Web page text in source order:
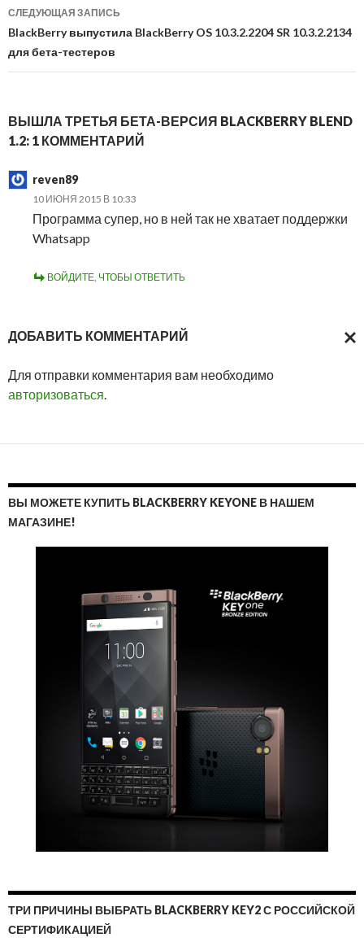
СЛЕДУЮЩАЯ ЗАПИСЬ
BlackBerry выпустила BlackBerry OS 10.3.2.2204 SR 10.3.2.2134
для бета-тестеров
ВЫШЛА ТРЕТЬЯ БЕТА-ВЕРСИЯ BLACKBERRY BLEND
1.2: 1 КОММЕНТАРИЙ
reven89
10 ИЮНЯ 2015 В 10:33
Программа супер, но в ней так не хватает поддержки
Whatsapp
ВОЙДИТЕ, ЧТОБЫ ОТВЕТИТЬ
ДОБАВИТЬ КОММЕНТАРИЙ
Для отправки комментария вам необходимо
авторизоваться.
ВЫ МОЖЕТЕ КУПИТЬ BLACKBERRY KEYONE В НАШЕМ
МАГАЗИНЕ!
ТРИ ПРИЧИНЫ ВЫБРАТЬ BLACKBERRY KEY2 С РОССИЙСКОЙ
СЕРТИФИКАЦИЕЙ